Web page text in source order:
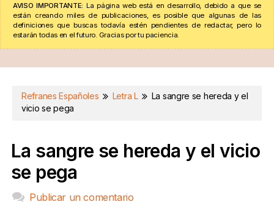
AVISO IMPORTANTE: La página web está en desarrollo, debido a que se
están creando miles de publicaciones, es posible que algunas de las
definiciones que buscas todavía estén pendientes de redactar, pero lo
estarán todas en el futuro. Gracias por tu paciencia.
Refranes Españoles Letra L
La sangre se hereda y el
vicio se pega
La sangre se hereda y el vicio
se pega
Publicar un comentario